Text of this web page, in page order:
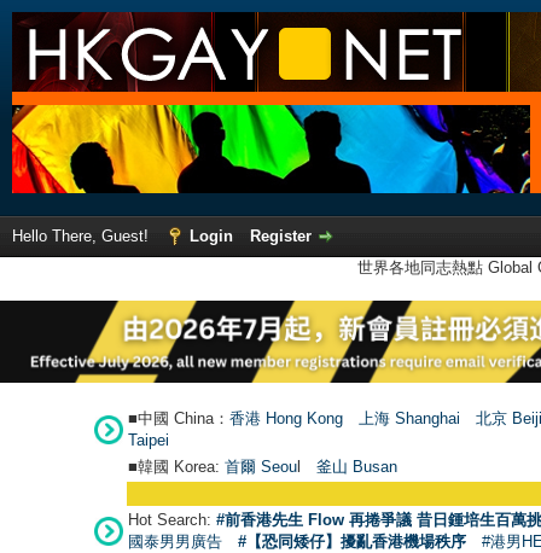
Hello There, Guest! Login
Register
世界各地同志熱點
■中國 China： 香港 Hong Kong 上海 Shanghai
北京
Taipei
■韓國 Korea: 首爾 Seoul 釜山 Busan
Hot Search: #前香港先生 Flow 再捲爭議 昔日鍾培生百萬
國泰男男廣告
#【恐同矮仔】擾亂香港機場秩序 #港男